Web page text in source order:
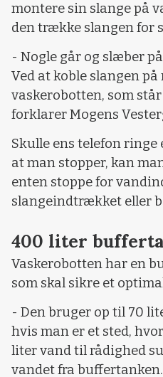
montere sin slange på
den trække slangen for
- Nogle går og slæber
Ved at koble slangen
vaskerobotten, som
forklarer Mogens
Skulle ens telefon
at man stopper, kan
enten stoppe for
slangeindtrækket eller
400 liter
Vaskerobotten har en
som skal sikre et
- Den bruger op til 70
hvis man er et sted,
liter vand til rådighed
vandet fra